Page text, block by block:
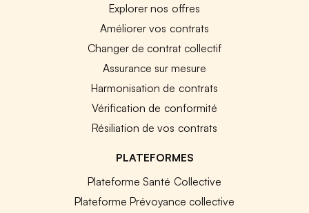
Explorer nos offres
Améliorer vos contrats
Changer de contrat collectif
Assurance sur mesure
Harmonisation de contrats
Vérification de conformité
Résiliation de vos contrats
PLATEFORMES
Plateforme Santé Collective
Plateforme Prévoyance collective